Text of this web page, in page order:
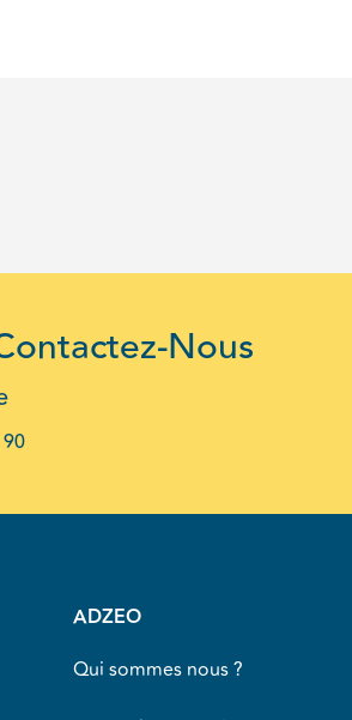
Nous
ADZEO
Qui sommes nous ?